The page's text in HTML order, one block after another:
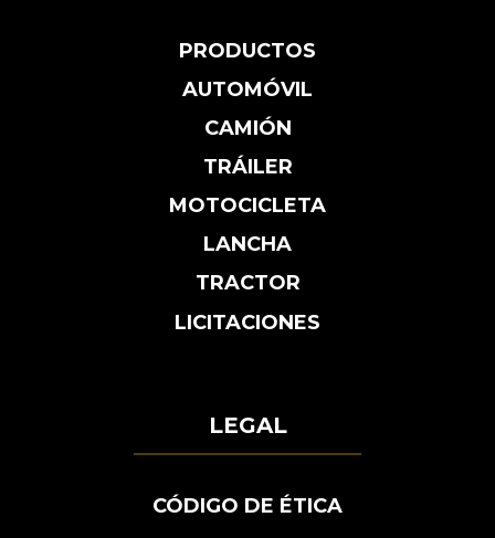
PRODUCTOS
AUTOMÓVIL
CAMIÓN
TRÁILER
MOTOCICLETA
LANCHA
TRACTOR
LICITACIONES
LEGAL
CÓDIGO DE ÉTICA